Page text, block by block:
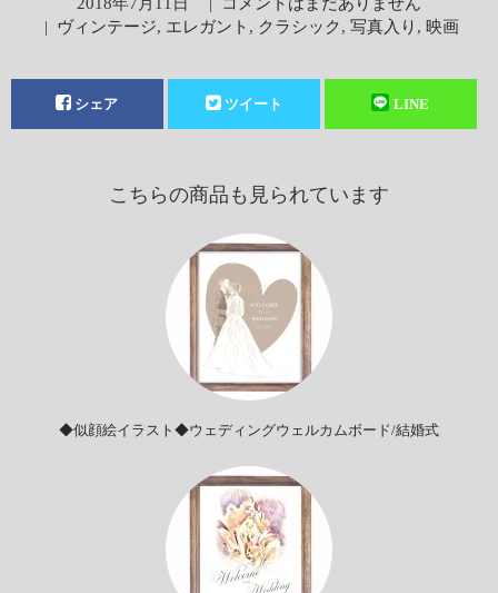
| ヴィンテージ, エレガント , クラシック, 写真入り , 映画
シェア ツイート LINE
こちらの商品も見られています
◆似顔絵イラスト◆ウェディングウェルカムボード/結婚式